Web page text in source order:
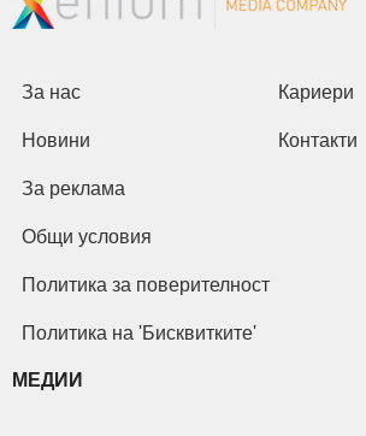
За нас Кариери
Новини Контакти
За реклама
Общи условия
Политика за поверителност
Политика на 'Бисквитките'
МЕДИИ